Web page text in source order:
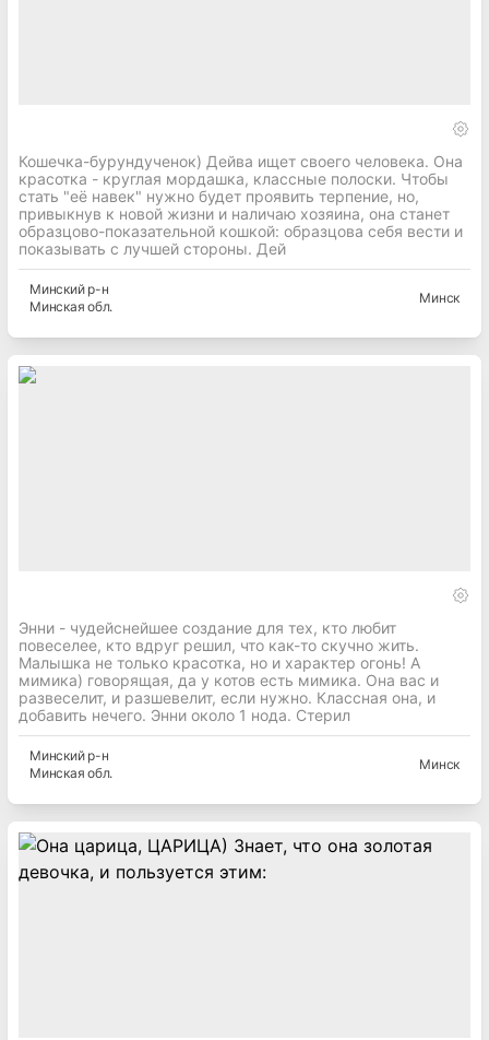
Кошечка-бурундученок) Дейва ищет своего человека. Она
красотка - круглая мордашка, классные полоски. Чтобы
стать "её навек" нужно будет проявить терпение, но,
привыкнув к новой жизни и наличаю хозяина, она станет
образцово-показательной кошкой: образцова себя вести и
показывать с лучшей стороны. Дей
Минскийр-н
Минская обл.
Минск
Энни - чудейснейшее создание для тех, кто любит
повеселее, кто вдруг решил, что как-то скучно жить.
Малышка не только красотка, но и характер огонь! А
мимика) говорящая, да у котов есть мимика. Она вас и
развеселит, и разшевелит, если нужно. Классная она, и
добавить нечего. Энни около 1 нода. Стерил
Минскийр-н
Минская обл.
Минск